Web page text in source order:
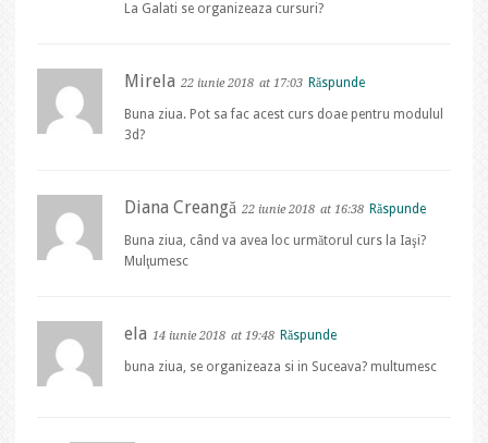
La Galati se organizeaza cursuri?
Mirela 22 iunie 2018 at 17:03 Răspunde
Buna ziua. Pot sa fac acest curs doae pentru modulul
3d?
Diana Creangă 22 iunie 2018 at 16:38 Răspunde
Buna ziua, când va avea loc următorul curs la Iaşi?
Mulţumesc
ela 14 iunie 2018 at 19:48 Răspunde
buna ziua, se organizeaza si in Suceava? multumesc